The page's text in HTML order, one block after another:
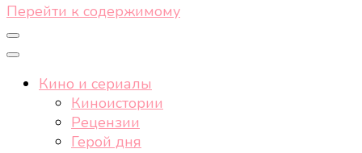
Перейти к содержимому
Кино и сериалы
Киноистории
Рецензии
Герой дня